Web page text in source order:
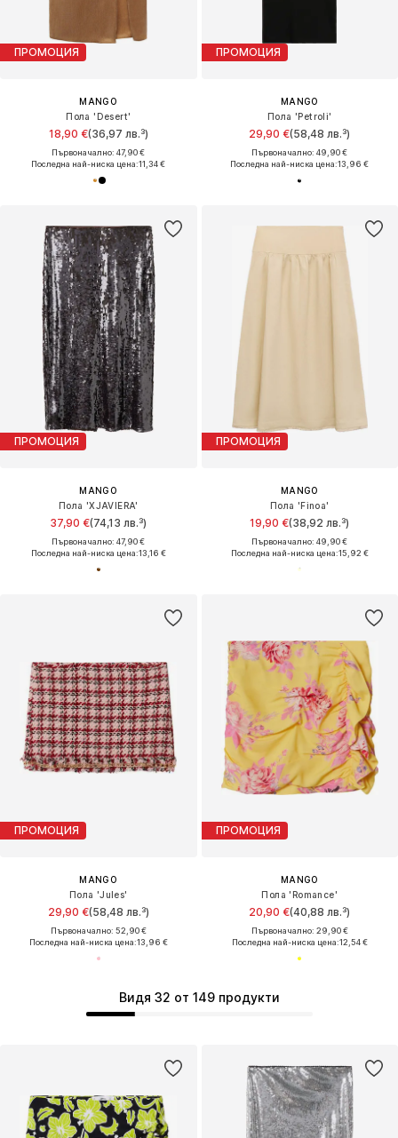
ПРОМОЦИЯ
MANGO
Пола 'Desert'
18,90 €(36,97 лв.³)
Първоначално: 47,90 €
Последна най-ниска цена:11,34 €
ПРОМОЦИЯ
MANGO
Пола 'Petroli'
29,90 €(58,48 лв.³)
Първоначално: 49,90 €
Последна най-ниска цена:13,96 €
ПРОМОЦИЯ
MANGO
Пола 'XJAVIERA'
37,90 €(74,13 лв.³)
Първоначално: 47,90 €
Последна най-ниска цена:13,16 €
ПРОМОЦИЯ
MANGO
Пола 'Finoa'
19,90 €(38,92 лв.³)
Първоначално: 49,90 €
Последна най-ниска цена:15,92 €
ПРОМОЦИЯ
MANGO
Пола 'Jules'
29,90 €(58,48 лв.³)
Първоначално: 52,90 €
Последна най-ниска цена:13,96 €
ПРОМОЦИЯ
MANGO
Пола 'Romance'
20,90 €(40,88 лв.³)
Първоначално: 29,90 €
Последна най-ниска цена:12,54 €
Видя 32 от 149 продукти